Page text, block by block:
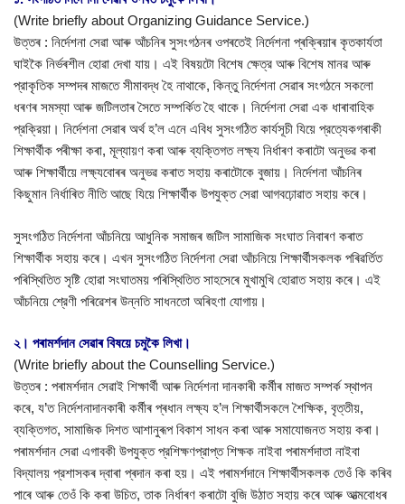
(Write briefly about Organizing Guidance Service.)
উত্তৰ : নির্দেশনা সেৱা আৰু আঁচনিৰ সুসংগঠনৰ ওপৰতেই নিৰ্দেশনা প্ৰক্ৰিয়াৰ কৃতকাৰ্যতা
ঘাইকৈ নিৰ্ভৰশীল হোৱা দেখা যায়। এই বিষয়টো বিশেষ ক্ষেত্র আৰু বিশেষ মানৱ আৰু
প্রাকৃতিক সম্পদৰ মাজতে সীমাবদ্ধ হৈ নাথাকে, কিন্তু নির্দেশনা সেৱাৰ সংগঠনে সকলো
ধৰণৰ সমস্যা আৰু জটিলতাৰ সৈতে সম্পর্কিত হৈ থাকে। নির্দেশনা সেৱা এক ধাৰাবাহিক
প্রক্রিয়া। নির্দেশনা সেৱাৰ অৰ্থ হ’ল এনে এবিধ সুসংগঠিত কার্যসূচী যিয়ে প্রত্যেকগৰাকী
শিক্ষার্থীক পৰীক্ষা কৰা, মূল্যায়ণ কৰা আৰু ব্যক্তিগত লক্ষ্য নিৰ্ধাৰণ কৰাটো অনুভৱ কৰা
আৰু শিক্ষার্থীয়ে লক্ষ্যবোৰৰ অনুভৱ কৰাত সহায় কৰাটোকে বুজায়। নির্দেশনা আঁচনিৰ
কিছুমান নিৰ্ধাৰিত নীতি আছে যিয়ে শিক্ষার্থীক উপযুক্ত সেৱা আগবঢ়োৱাত সহায় কৰে।
সুসংগঠিত নির্দেশনা আঁচনিয়ে আধুনিক সমাজৰ জটিল সামাজিক সংঘাত নিবাৰণ কৰাত
শিক্ষার্থীক সহায় কৰে। এখন সুসংগঠিত নির্দেশনা সেৱা আঁচনিয়ে শিক্ষার্থীসকলক পৰিৱৰ্তিত
পৰিস্থিতিত সৃষ্টি হোৱা সংঘাতময় পৰিস্থিতিত সাহসেৰে মুখামুখি হোৱাত সহায় কৰে। এই
আঁচনিয়ে শ্রেণী পৰিৱেশৰ উন্নতি সাধনতো অৰিহণা যোগায়।
২। পৰামৰ্শদান সেৱাৰ বিষয়ে চমুকৈ লিখা।
(Write briefly about the Counselling Service.)
উত্তৰ : পৰামৰ্শদান সেৱাই শিক্ষার্থী আৰু নিৰ্দেশনা দানকাৰী কৰ্মীৰ মাজত সম্পর্ক স্থাপন
কৰে, য’ত নিৰ্দেশনাদানকাৰী কৰ্মীৰ প্ৰধান লক্ষ্য হ’ল শিক্ষার্থীসকলে শৈক্ষিক, বৃত্তীয়,
ব্যক্তিগত, সামাজিক দিশত আশানুৰূপ বিকাশ সাধন কৰা আৰু সমাযোজনত সহায় কৰা।
পৰামৰ্শদান সেৱা এগাবকী উপযুক্ত প্রশিক্ষণপ্রাপ্ত শিক্ষক নাইবা পৰামৰ্শদাতা নাইবা
বিদ্যালয় প্রশাসকৰ দ্বাৰা প্ৰদান কৰা হয়। এই পৰামর্শদানে শিক্ষার্থীসকলক তেওঁ কি কৰিব
পাৰে আৰু তেওঁ কি কৰা উচিত, তাক নিৰ্ধাৰণ কৰাটো বুজি উঠাত সহায় কৰে আৰু আত্মবোধৰ